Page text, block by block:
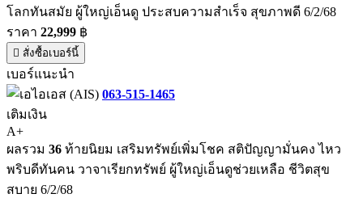
โลกทันสมัย ผู้ใหญ่เอ็นดู ประสบความสำเร็จ สุขภาพดี 6/2/68
ราคา 22,999 ฿
สั่งซื้อเบอร์นี้
เบอร์แนะนำ
063-515-1465
เติมเงิน
A+
ผลรวม 36 ท้ายนิยม เสริมทรัพย์เพิ่มโชค สติปัญญามั่นคง ไหว
พริบดีทันคน วาจาเรียกทรัพย์ ผู้ใหญ่เอ็นดูช่วยเหลือ ชีวิตสุข
สบาย 6/2/68